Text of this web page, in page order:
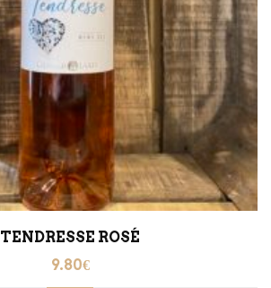
TENDRESSE ROSÉ
9.80€